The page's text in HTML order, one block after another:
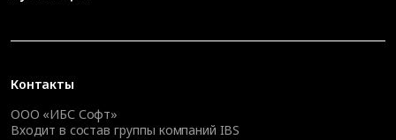
Контакты
ООО «ИБС Софт»
Входит в состав группы компаний IBS